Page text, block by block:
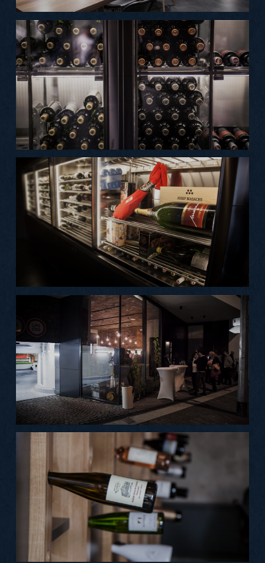
Galerie
Podívejte se, jak to ve Winebaru vypadá
Do e-shopu Polední menu
Rauty a jiné oslavy
REZERVOVAT STŮL